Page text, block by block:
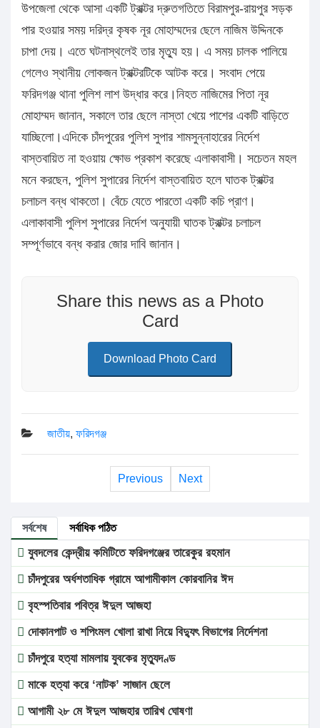
উপজেলা থেকে আসা একটি ট্রাক্টর দ্রুতগতিতে বিরামপুর-রায়পুর সড়ক
পার হওয়ার সময় দরিদ্র কৃষক নূর মোহাম্মদের ছেলে নাজিম উদ্দিনকে
চাপা দেয়। এতে ঘটনাস্থলেই তার মৃত্যু হয়। এ সময় চালক পালিয়ে
গেলেও স্থানীয় লোকজন ট্রাক্টরটিকে আটক করে। সংবাদ পেয়ে
ফরিদগঞ্জ থানা পুলিশ লাশ উদ্ধার করে।নিহত নাজিমের পিতা নূর
মোহাম্মদ জানান, সকালে তার ছেলে নাস্তা খেয়ে পাশের একটি বাড়িতে
যাচ্ছিলো।এদিকে চাঁদপুরের পুলিশ সুপার শামসুন্নাহারের নির্দেশ
বাস্তবায়িত না হওয়ায় ক্ষোভ প্রকাশ করেছে এলাকাবাসী। সচেতন মহল
মনে করছেন, পুলিশ সুপারের নির্দেশ বাস্তবায়িত হলে ঘাতক ট্রাক্টর
চলাচল বন্ধ থাকতো। বেঁচে যেতে পারতো একটি কচি প্রাণ।
এলাকাবাসী পুলিশ সুপারের নির্দেশ অনুযায়ী ঘাতক ট্রাক্টর চলাচল
সম্পূর্ণভাবে বন্ধ করার জোর দাবি জানান।
Share this news as a Photo
Card
Download Photo Card
জাতীয়, ফরিদগঞ্জ
Previous Next
সর্বশেষ সর্বাধিক পঠিত
যুবদলের কেন্দ্রীয় কমিটিতে ফরিদগঞ্জের তারেকুর রহমান
চাঁদপুরের অর্ধশতাধিক গ্রামে আগামীকাল কোরবানির ঈদ
বৃহস্পতিবার পবিত্র ঈদুল আজহা
দোকানপাট ও শপিংমল খোলা রাখা নিয়ে বিদ্যুৎ বিভাগের নির্দেশনা
চাঁদপুরে হত্যা মামলায় যুবকের মৃত্যুদণ্ড
মাকে হত্যা করে ‘নাটক’ সাজান ছেলে
আগামী ২৮ মে ঈদুল আজহার তারিখ ঘোষণা